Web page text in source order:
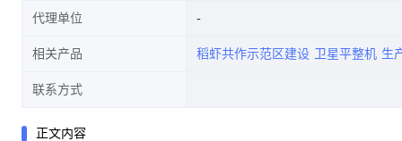
代理单位
相关产品 稻虾共作示范区建设 卫星平整机 生
联系方式
正文内容